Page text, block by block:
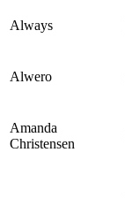
Always
Alwero
Amanda
Christensen